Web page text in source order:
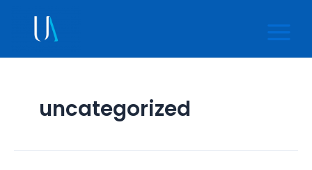
Menu
uncategorized